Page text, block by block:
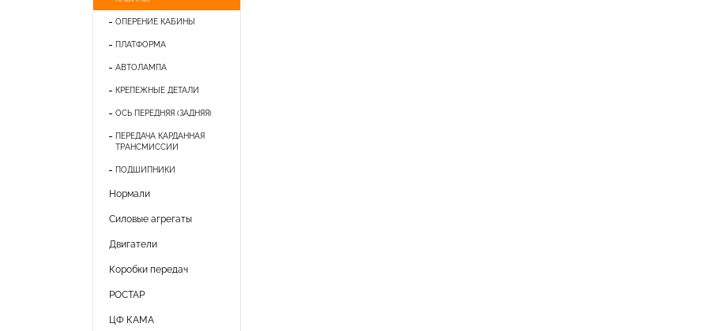
ОПЕРЕНИЕ КАБИНЫ
ПЛАТФОРМА
АВТОЛАМПА
КРЕПЕЖНЫЕ ДЕТАЛИ
ОСЬ ПЕРЕДНЯЯ (ЗАДНЯЯ)
ПЕРЕДАЧА КАРДАННАЯ
ТРАНСМИССИИ
ПОДШИПНИКИ
Нормали
Силовые агрегаты
Двигатели
Коробки передач
РОСТАР
ЦФ КАМА